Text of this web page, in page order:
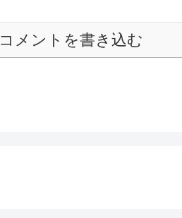
コメントを書き込む